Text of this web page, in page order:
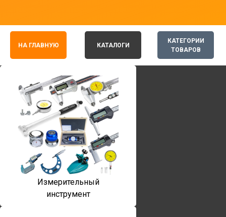
КАТЕГОРИИ
ТОВАРОВ
НА ГЛАВНУЮ КАТАЛОГИ
Измерительный
инструмент